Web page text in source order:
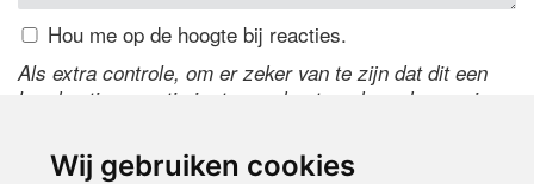
Wij gebruiken cookies
Hou me op de hoogte bij reacties.
Als extra controle, om er zeker van te zijn dat dit een
handmatige reactie is, typ onderstaande code over in
de code te wijzigen.